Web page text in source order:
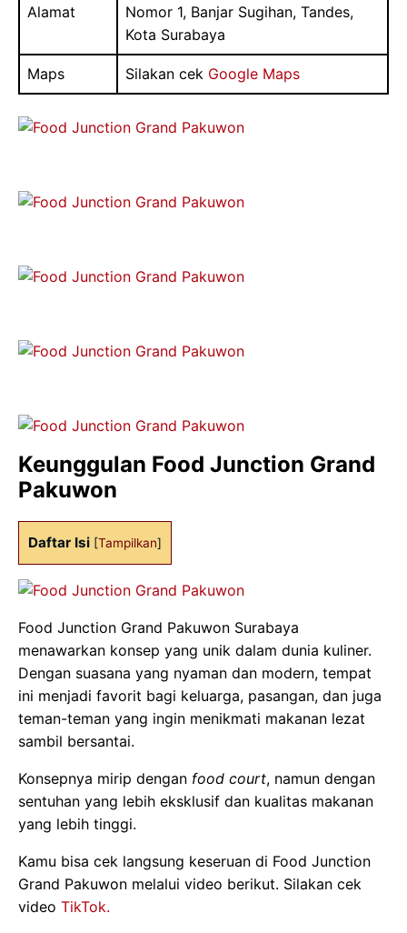
Alamat
Nomor 1, Banjar Sugihan, Tandes,
Kota Surabaya
Maps Silakan cek Google Maps
Keunggulan Food Junction Grand
Pakuwon
Daftar Isi [Tampilkan]
Food Junction Grand Pakuwon Surabaya
menawarkan konsep yang unik dalam dunia kuliner.
Dengan suasana yang nyaman dan modern, tempat
ini menjadi favorit bagi keluarga, pasangan, dan juga
teman-teman yang ingin menikmati makanan lezat
sambil bersantai.
Konsepnya mirip dengan food court, namun dengan
sentuhan yang lebih eksklusif dan kualitas makanan
yang lebih tinggi.
Kamu bisa cek langsung keseruan di Food Junction
Grand Pakuwon melalui video berikut. Silakan cek
video TikTok.